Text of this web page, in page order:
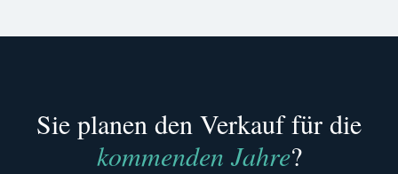
Sie planen den Verkauf für die
kommenden Jahre?